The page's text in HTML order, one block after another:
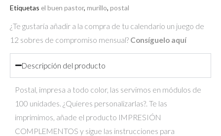
Etiquetas el buen pastor, murillo, postal
¿Te gustaría añadir a la compra de tu calendario un juego de
12 sobres de compromiso mensual? Consíguelo aquí
Descripción del producto
Postal, impresa a todo color, las servimos en módulos de
100 unidades. ¿Quieres personalizarlas?. Te las
imprimimos, añade el producto IMPRESIÓN
COMPLEMENTOS y sigue las instrucciones para